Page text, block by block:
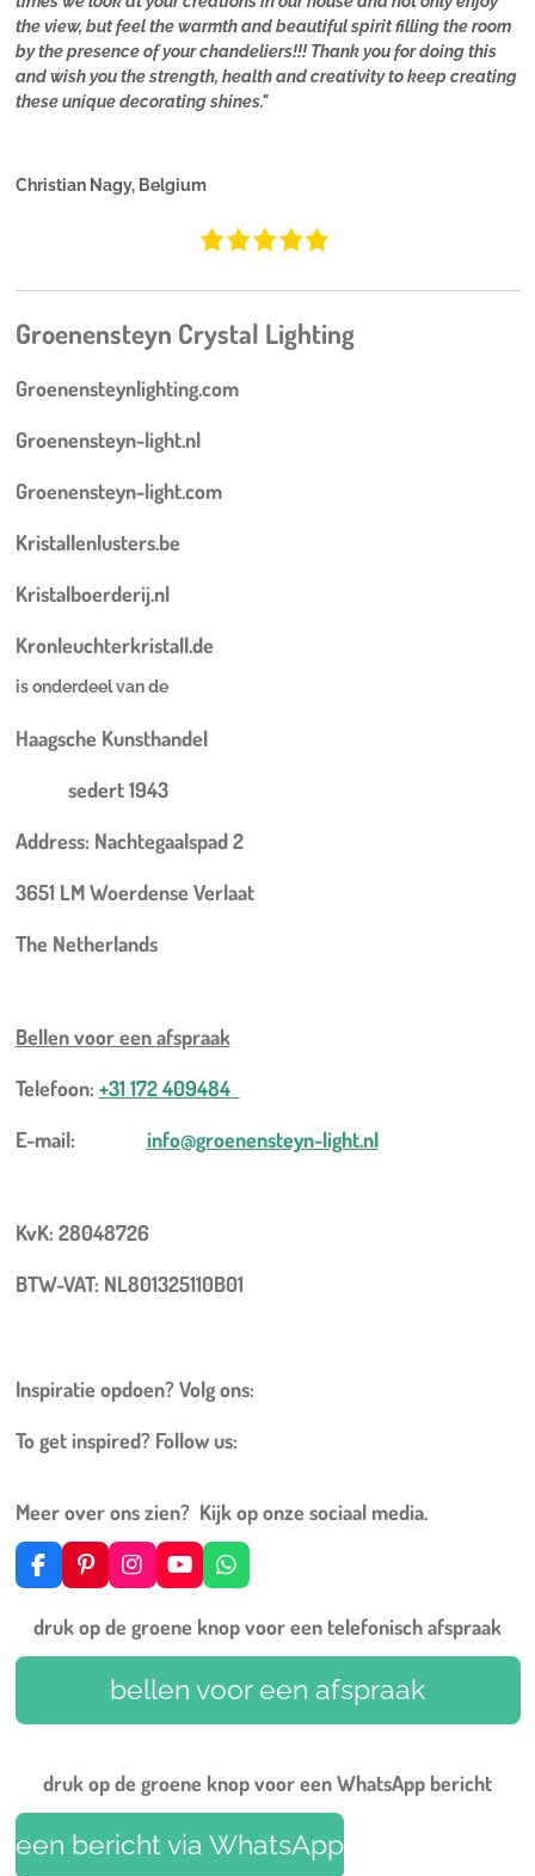
the view, but feel the warmth and beautiful spirit filling the room
by the presence of your chandeliers!!! Thank you for doing this
and wish you the strength, health and creativity to keep creating
these unique decorating shines."
Christian Nagy, Belgium
Groenensteyn Crystal Lighting
Groenensteynlighting.com
Groenensteyn-light.nl
Groenensteyn-light.com
Kristallenlusters.be
Kristalboerderij.nl
Kronleuchterkristall.de
is onderdeel van de
Haagsche Kunsthandel
sedert 1943
Address: Nachtegaalspad 2
3651 LM Woerdense Verlaat
The Netherlands
Bellen voor eenafspraak
Telefoon: +31 172 409484
E-mail: info@groenensteyn-light.nl
KvK: 28048726
BTW-VAT: NL801325110B01
Inspiratie opdoen? Volg ons:
To get inspired? Follow us:
Meer over ons zien? Kijk op onze sociaal media.
F
a
c
e
b
k
P
i
t
e
s
I
n
t
a
g
r
a
Y
o
T
u
b
e
W
h
t
s
A
p
p
druk op de groene knop voor een telefonisch afspraak
bellen voor een afspraak
druk op de groene knop voor een WhatsApp bericht
een bericht via WhatsApp